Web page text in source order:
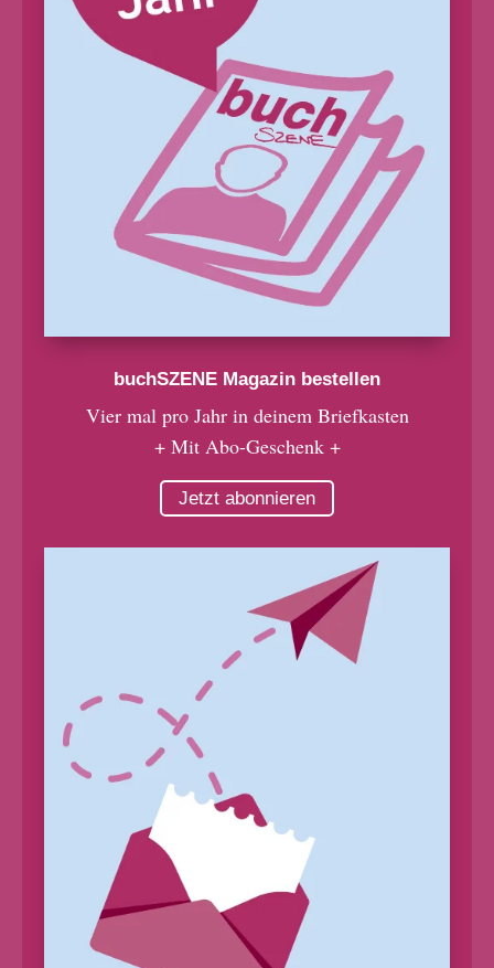
buchSZENE Magazin bestellen
Vier mal pro Jahr in deinem Briefkasten
+ Mit Abo-Geschenk +
Jetzt abonnieren